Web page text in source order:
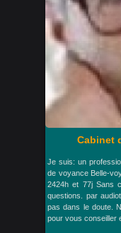
Cabinet
Je suis: un
de voyance Belle-
2424h et 77j Sans
questions. par
pas dans le doute.
pour vous conseiller